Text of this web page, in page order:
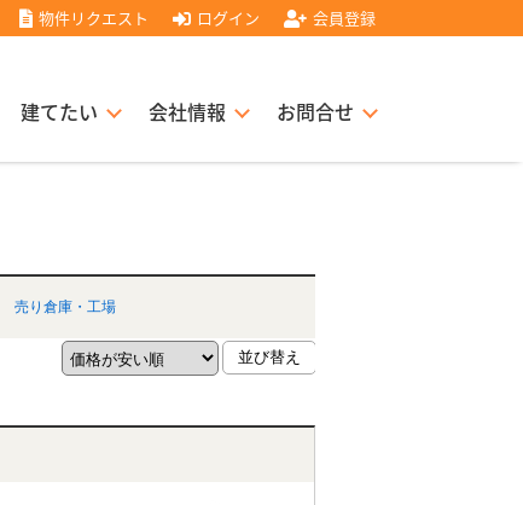
物件リクエスト ログイン 会員登録
建てたい 会社情報 お問合せ
売り倉庫・工場